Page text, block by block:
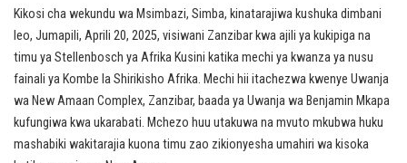
Kikosi cha wekundu wa Msimbazi, Simba, kinatarajiwa kushuka dimbani
leo, Jumapili, Aprili 20, 2025, visiwani Zanzibar kwa ajili ya kukipiga na
timu ya Stellenbosch ya Afrika Kusini katika mechi ya kwanza ya nusu
fainali ya Kombe la Shirikisho Afrika. Mechi hii itachezwa kwenye Uwanja
wa New Amaan Complex, Zanzibar, baada ya Uwanja wa Benjamin Mkapa
kufungiwa kwa ukarabati. Mchezo huu utakuwa na mvuto mkubwa huku
mashabiki wakitarajia kuona timu zao zikionyesha umahiri wa kisoka